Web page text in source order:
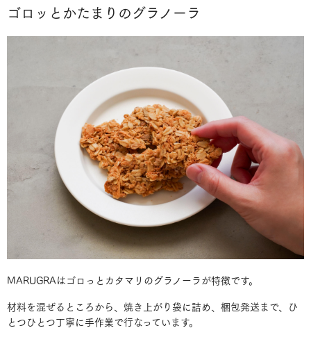
ゴロッとかたまりのグラノーラ
MARUGRAはゴロっとカタマリのグラノーラが特徴です。
材料を混ぜるところから、焼き上がり袋に詰め、梱包発送まで、ひ
とつひとつ丁寧に手作業で行なっています。